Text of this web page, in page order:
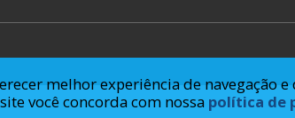
melhor experiência de navegação
você concorda com nossa política de